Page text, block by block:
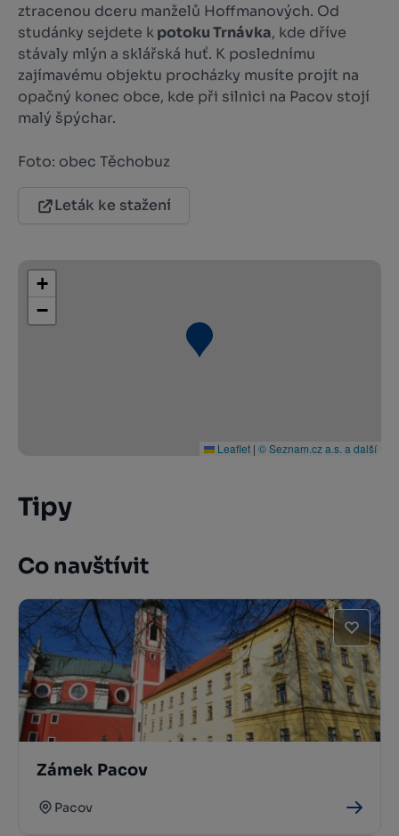
ztracenou dceru manželů Hoffmanových. Od
studánky sejdete kpotoku Trnávka, kde dříve
stávaly mlýn a sklářská huť. K poslednímu
zajímavému objektu procházky musíte projít na
opačný konec obce, kde při silnici na Pacov stojí
malý špýchar.
Foto: obec Těchobuz
Leták ke stažení
+
−
Leaflet | © Seznam.cz a.s. a další
Tipy
Co navštívit
Zámek Pacov
Pacov